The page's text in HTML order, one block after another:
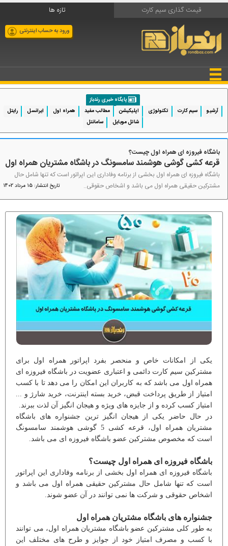
قیمت گذاری سیم کارت تازه ها
ورود به حساب اینترنتی
پایگاه خبری رندباز
آرشیو
سیم کارت تکنولوژی اپلیکیشن مطالب مفید همراه اول ایرانسل
رایتل
شاتل موبایل
سامانتل
باشگاه فیروزه ای همراه اول چیست؟
قرعه کشی گوشی هوشمند سامسونگ در باشگاه مشتریان همراه اول
باشگاه فیروزه ای همراه اول بخشی از برنامه وفاداری این اپراتور است که تنها شامل حال
مشترکین حقیقی همراه اول می باشد و اشخاص حقوقی..
تاریخ انتشار: 15 مرداد 1402
یکی از امکانات خاص و منحصر بفرد اپراتور همراه اول برای
مشترکین سیم کارت دائمی و اعتباری عضویت در باشگاه فیروزه ای
همراه اول می باشد که به کاربران این امکان را می دهد تا با کسب
امتیاز از طریق پرداخت قبض، خرید بسته اینترنت، خرید شارژ و ...
امتیاز کسب کرده و از جایزه های ویژه و هیجان انگیز آن لذت ببرند.
در حال حاضر یکی از هیجان انگیز ترین جشنواره های باشگاه
مشتریان همراه اول، قرعه کشی 5 گوشی هوشمند سامسونگ
است که مخصوص مشترکین عضو باشگاه فیروزه ای می باشد.
باشگاه فیروزه ای همراه اول چیست؟
باشگاه فیروزه ای همراه اول بخشی از برنامه وفاداری این اپراتور
است که تنها شامل حال مشترکین حقیقی همراه اول می باشد و
اشخاص حقوقی و شرکت ها نمی توانند در آن عضو شوند.
جشنواره های باشگاه مشتریان همراه اول
به طور کلی مشترکین عضو باشگاه مشتریان همراه اول، می توانند
با کسب و مصرف امتیاز خود از جوایز و طرح های مختلف این